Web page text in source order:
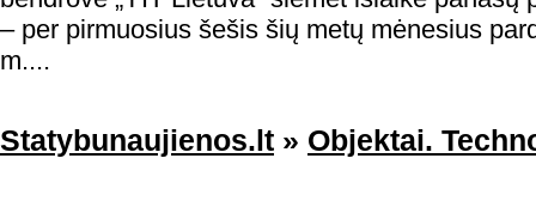
– per pirmuosius šešis šių metų mėnesius
m....
Statybunaujienos.lt » Objektai.